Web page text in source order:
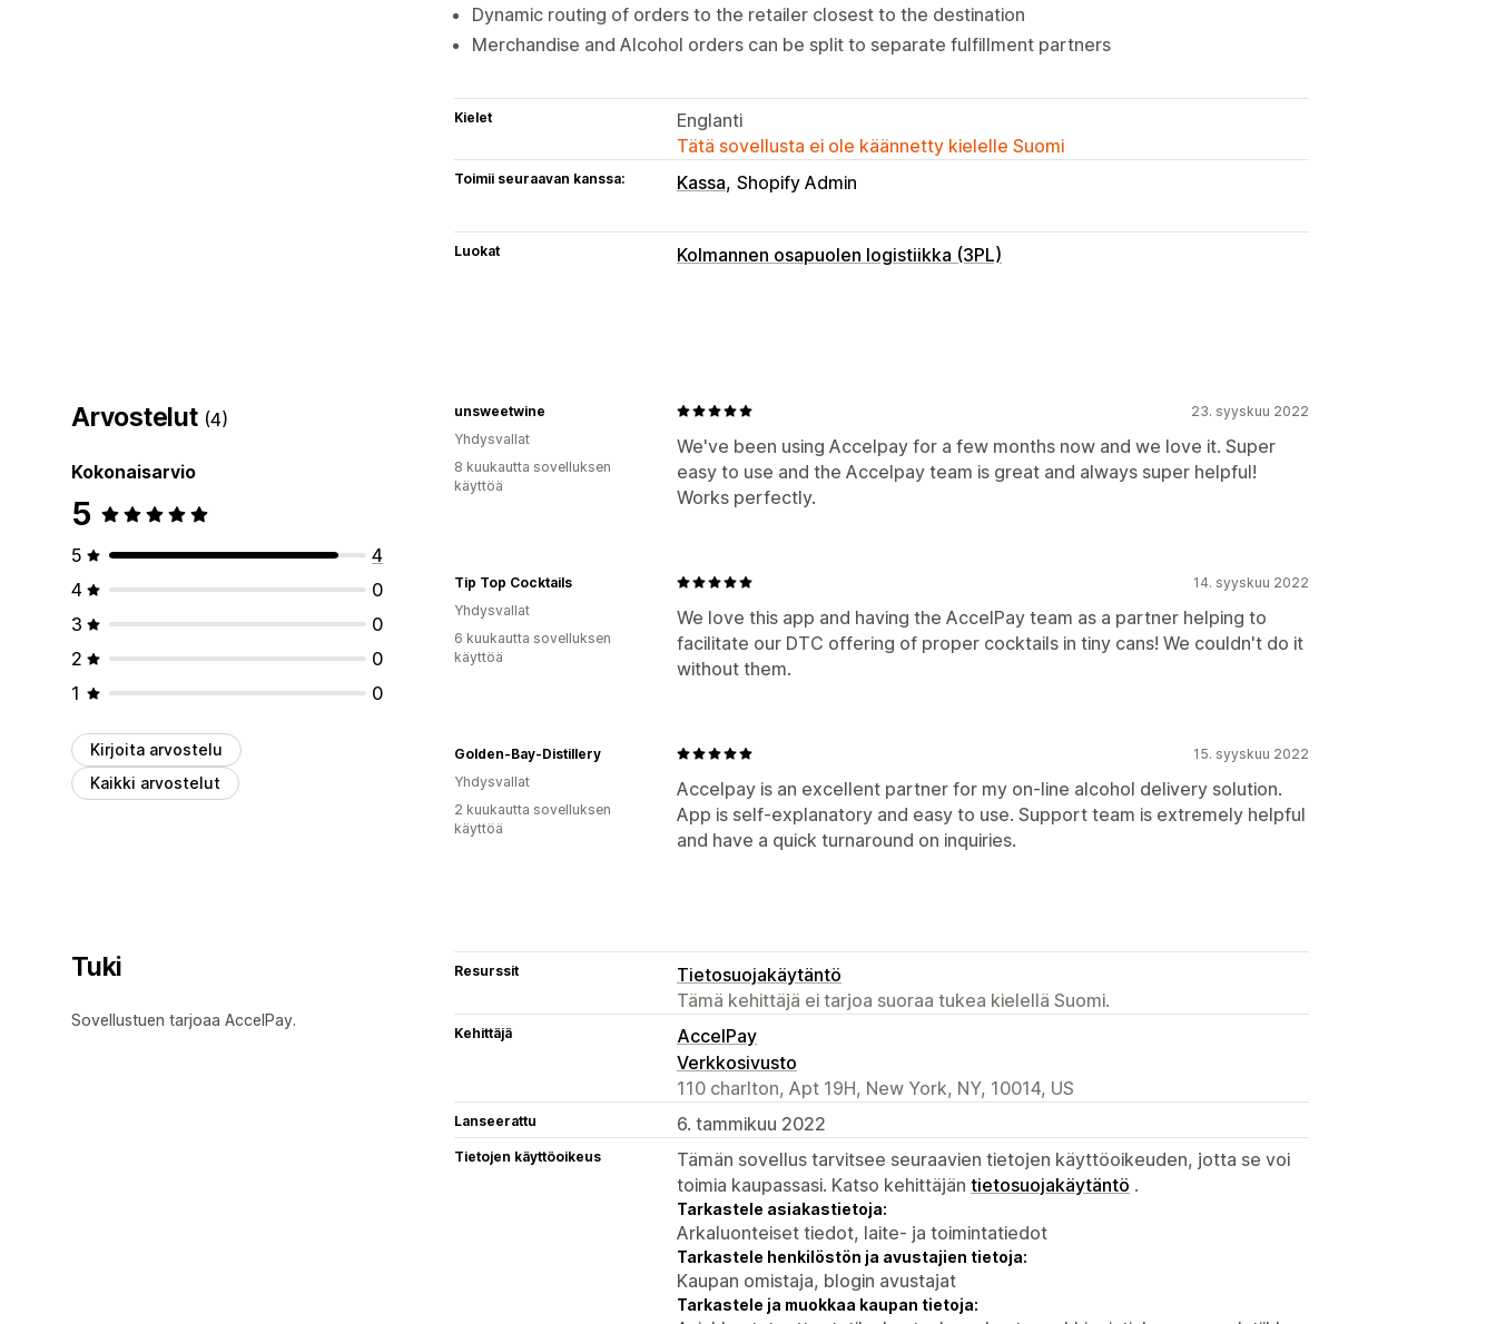
Dynamic routing of orders to the retailer closest to the destination
Merchandise and Alcohol orders can be split to separate fulfillment partners
Kielet
Englanti
Tätä sovellusta ei ole käännetty kielelle Suomi
Toimii seuraavan kanssa: Kassa Shopify Admin
Luokat Kolmannen osapuolen logistiikka (3PL)
Arvostelut (4)
Kokonaisarvio
5
5
4
4
0
3
0
2
0
1
0
Kirjoita arvostelu
Kaikki arvostelut
23. syyskuu 2022
We've been using Accelpay for a few months now and we love it. Super
easy to use and the Accelpay team is great and always super helpful!
Works perfectly.
unsweetwine
Yhdysvallat
8 kuukautta sovelluksen
käyttöä
14. syyskuu 2022
We love this app and having the AccelPay team as a partner helping to
facilitate our DTC offering of proper cocktails in tiny cans! We couldn't do it
without them.
Tip Top Cocktails
Yhdysvallat
6 kuukautta sovelluksen
käyttöä
15. syyskuu 2022
Accelpay is an excellent partner for my on-line alcohol delivery solution.
App is self-explanatory and easy to use. Support team is extremely helpful
and have a quick turnaround on inquiries.
Golden-Bay-Distillery
Yhdysvallat
2 kuukautta sovelluksen
käyttöä
Tuki
Sovellustuen tarjoaa AccelPay.
Resurssit
Tietosuojakäytäntö
Tämä kehittäjä ei tarjoa suoraa tukea kielellä Suomi.
Kehittäjä
AccelPay
Verkkosivusto
110 charlton, Apt 19H, New York, NY, 10014, US
Lanseerattu 6. tammikuu 2022
Tietojen käyttöoikeus
Tämän sovellus tarvitsee seuraavien tietojen käyttöoikeuden, jotta se voi
toimia kaupassasi. Katso kehittäjän tietosuojakäytäntö .
Tarkastele asiakastietoja:
Arkaluonteiset tiedot, laite- ja toimintatiedot
Tarkastele henkilöstön ja avustajien tietoja:
Kaupan omistaja, blogin avustajat
Tarkastele ja muokkaa kaupan tietoja: